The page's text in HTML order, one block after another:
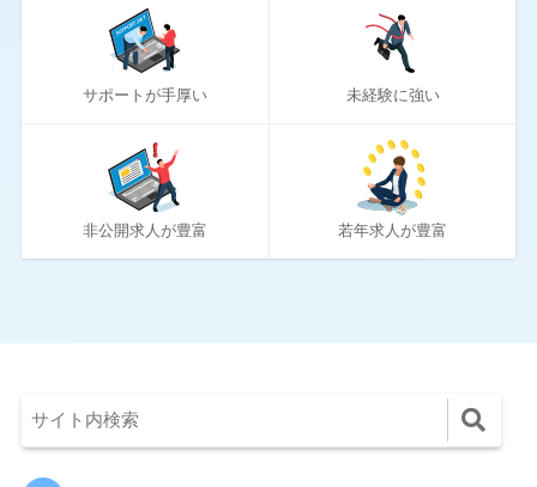
リクルートダイレクトスカウト
ロバート・ウォルターズ
ワークポート
女性しごと応援テラス
社内SE転職ナビ
サポートが手厚い 未経験に強い
非公開求人が豊富 若年求人が豊富